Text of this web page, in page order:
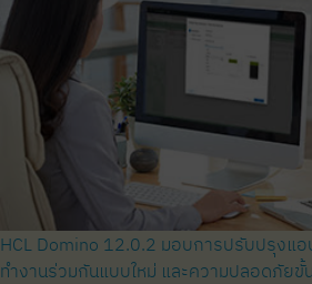
HCL Domino 12.0.2 มอบการปรับปรุงแอ
ทำงานร่วมกันแบบใหม่ และความปลอดภัยขั้